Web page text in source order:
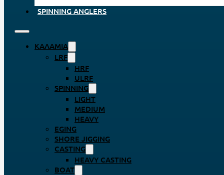
SPINNING ANGLERS
ΚΑΛΆΜΙΑ
LRF
HRF
ULRF
SPINNING
LIGHT
MEDIUM
HEAVY
EGING
SHORE JIGGING
CASTING
HEAVY CASTING
BOAT